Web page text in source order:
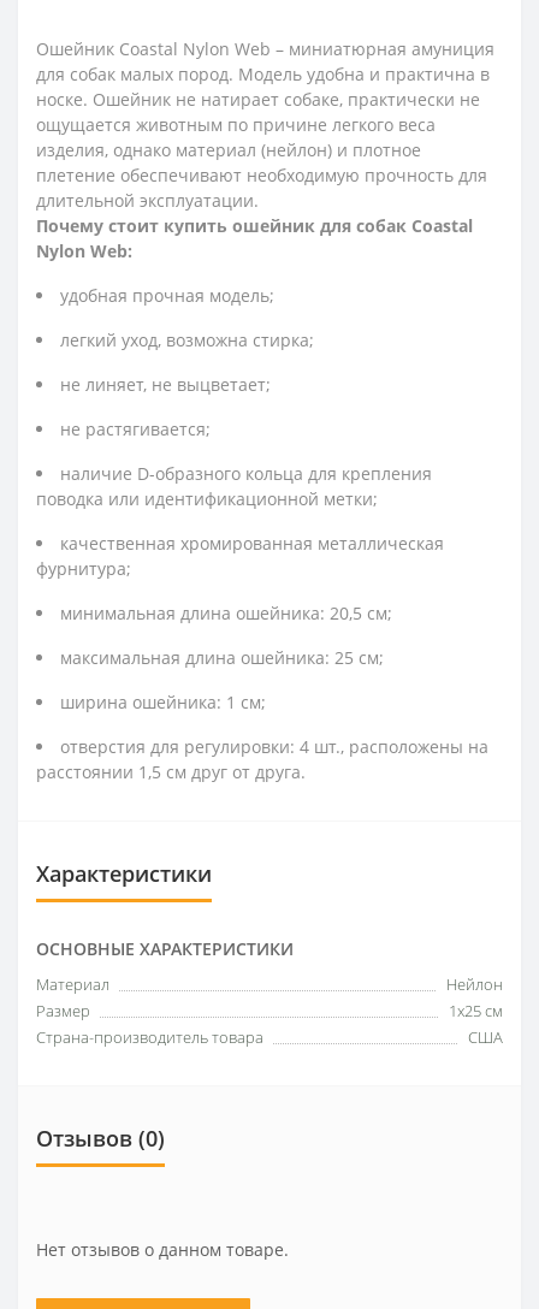
Ошейник Coastal Nylon Web – миниатюрная амуниция
для собак малых пород. Модель удобна и практична в
носке. Ошейник не натирает собаке, практически не
ощущается животным по причине легкого веса
изделия, однако материал (нейлон) и плотное
плетение обеспечивают необходимую прочность для
длительной эксплуатации.
Почему стоит купить ошейник для собак Coastal
Nylon Web:
удобная прочная модель;
легкий уход, возможна стирка;
не линяет, не выцветает;
не растягивается;
наличие D-образного кольца для крепления
поводка или идентификационной метки;
качественная хромированная металлическая
фурнитура;
минимальная длина ошейника: 20,5 см;
максимальная длина ошейника: 25 см;
ширина ошейника: 1 см;
отверстия для регулировки: 4 шт., расположены на
расстоянии 1,5 см друг от друга.
Характеристики
ОСНОВНЫЕ ХАРАКТЕРИСТИКИ
Материал
Нейлон
Размер
1х25 см
Страна-производитель товара
США
Отзывов (0)
Нет отзывов о данном товаре.